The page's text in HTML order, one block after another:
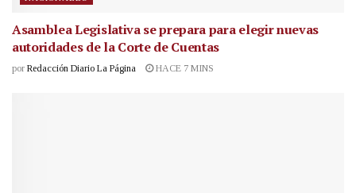
Asamblea Legislativa se prepara para elegir nuevas
autoridades de la Corte de Cuentas
por Redacción Diario La Página HACE 7 MINS